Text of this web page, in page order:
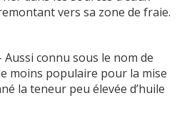
vers sa zone de fraie.
connu sous le nom de
moins populaire pour la mise
la teneur peu élevée d’huile